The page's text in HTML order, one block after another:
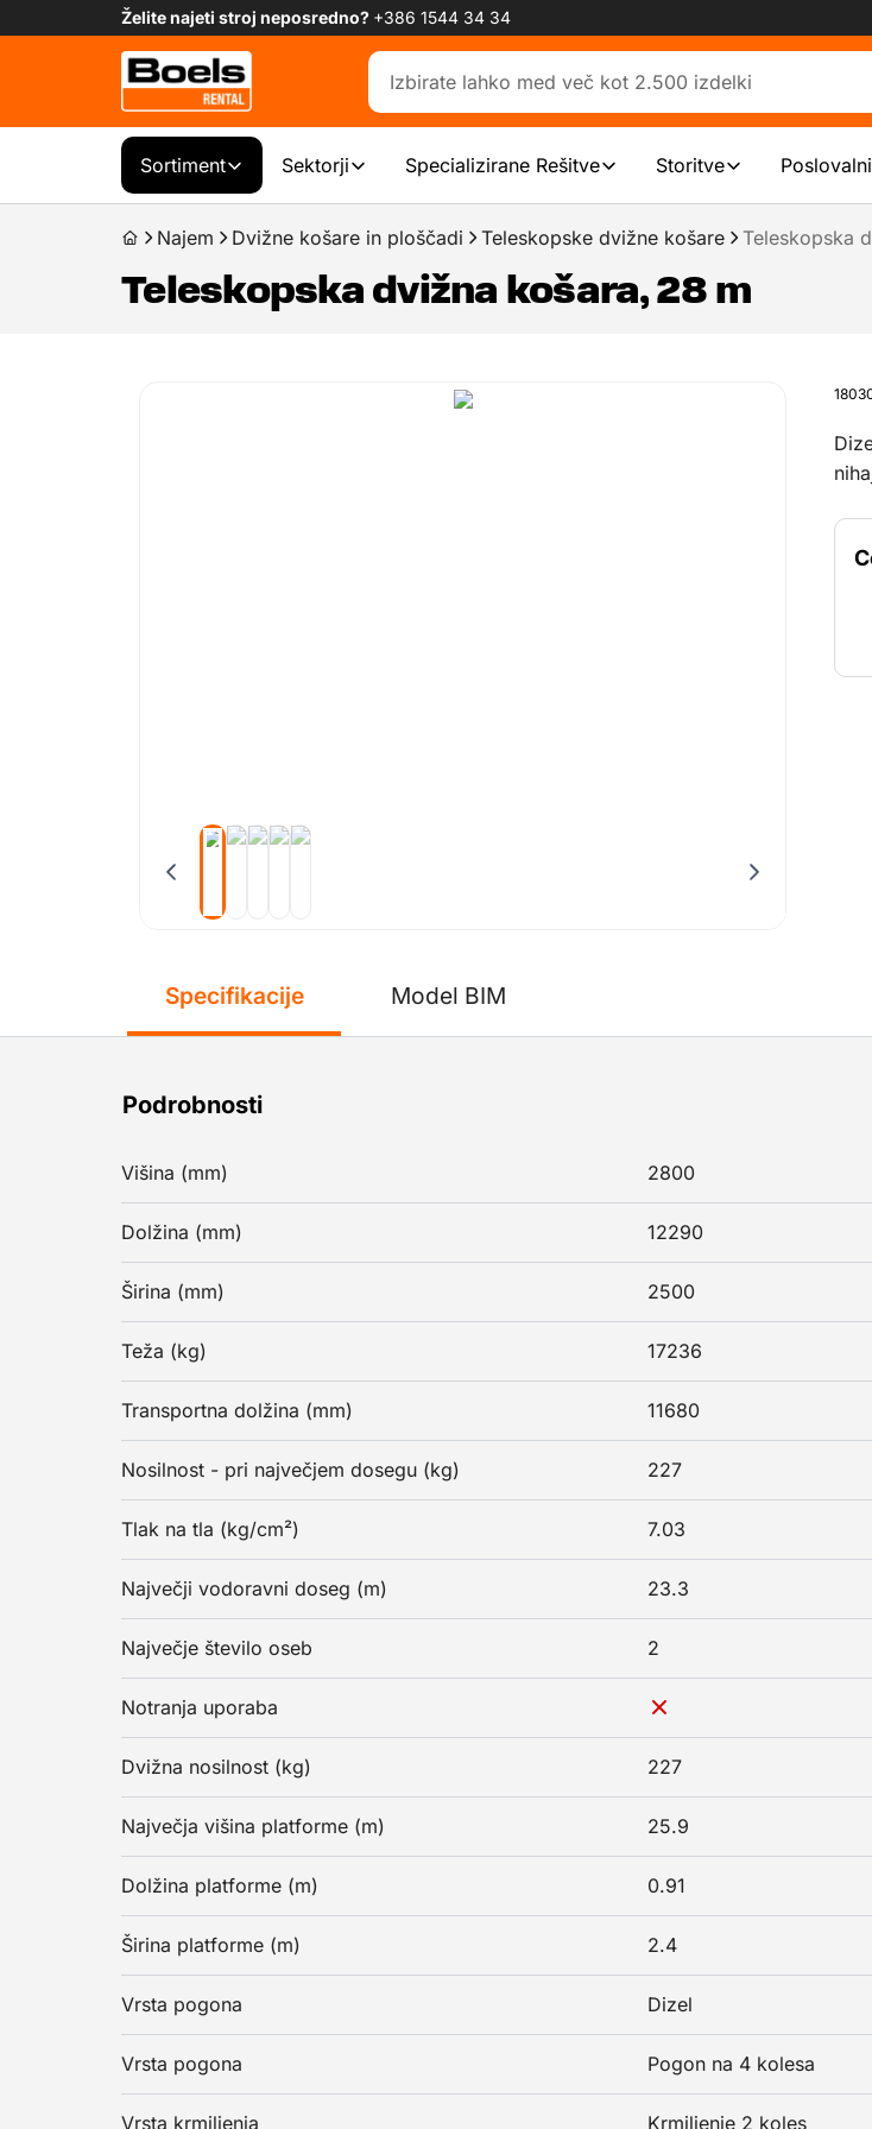
Želite najeti stroj neposredno? +386 1544 34 34
Sortiment Sektorji Specializirane Rešitve Storitve
Najem Dvižne košare in ploščadi Teleskopske dvižne košare Teleskopska
Teleskopska dvižna košara, 28 m
Specifikacije
Podrobnosti
Višina (mm) 2800
Dolžina (mm) 12290
Širina (mm) 2500
Teža (kg) 17236
Transportna dolžina (mm) 11680
Nosilnost - pri največjem dosegu (kg) 227
Tlak na tla (kg/cm²) 7.03
Največji vodoravni doseg (m) 23.3
Največje število oseb 2
Notranja uporaba
Dvižna nosilnost (kg) 227
Največja višina platforme (m) 25.9
Dolžina platforme (m) 0.91
Širina platforme (m) 2.4
Vrsta pogona Dizel
Vrsta pogona Pogon na 4 kolesa
Vrsta krmiljenja Krmiljenje 2 koles
Model BIM